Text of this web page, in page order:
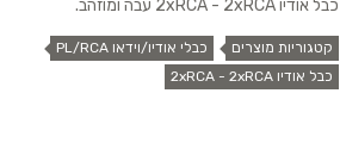
כבל אודיו 2xRCA - 2xRCA עבה ומוזהב.
קטגוריות מוצרים
כבלי אודיו/וידאו PL/RCA
כבל אודיו 2xRCA - 2xRCA